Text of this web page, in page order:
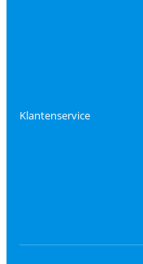
Klantenservice